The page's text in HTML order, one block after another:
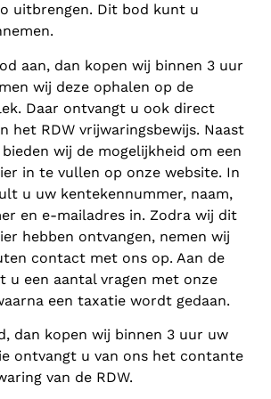
uitbrengen. Dit bod kunt u
aan, dan kopen wij binnen 3 uur
wij deze ophalen op de
Daar ontvangt u ook direct
het RDW vrijwaringsbewijs. Naast
wij de mogelijkheid om een
in te vullen op onze website. In
u uw kentekennummer, naam,
en e-mailadres in. Zodra wij dit
hebben ontvangen, nemen wij
contact met ons op. Aan de
u een aantal vragen met onze
een taxatie wordt gedaan.
dan kopen wij binnen 3 uur uw
ontvangt u van ons het contante
van de RDW.